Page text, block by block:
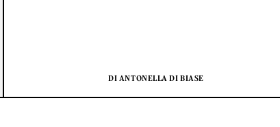
DI ANTONELLA DI BIASE